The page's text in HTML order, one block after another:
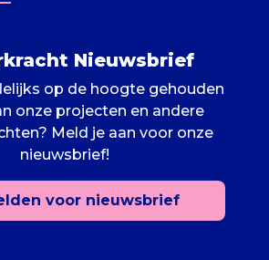
Nieuwsbrief
op de hoogte gehouden
onze projecten en andere
Meld je aan voor onze
nieuwsbrief!
voor nieuwsbrief